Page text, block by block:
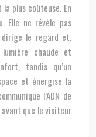
plus coûteuse. En
Elle ne révèle pas
le regard et,
chaude et
tandis qu’un
et énergise la
l’ADN de
que le visiteur